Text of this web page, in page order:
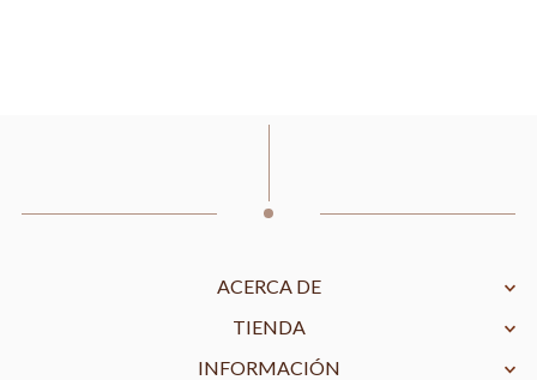
ACERCA DE
TIENDA
INFORMACIÓN